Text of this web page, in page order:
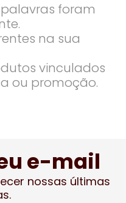
foram
na sua
vinculados
ou promoção.
e-mail
nossas últimas